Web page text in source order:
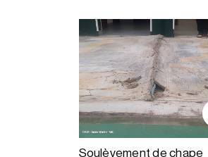
Soulèvement de chape